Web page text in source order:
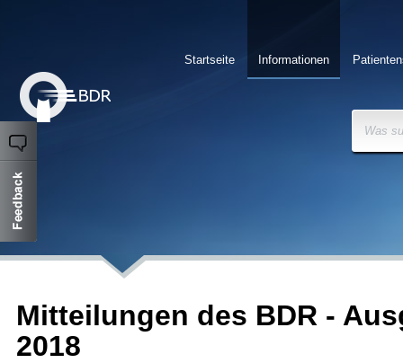
Informationen
Startseite
Was
Mitteilungen des BDR -
2018